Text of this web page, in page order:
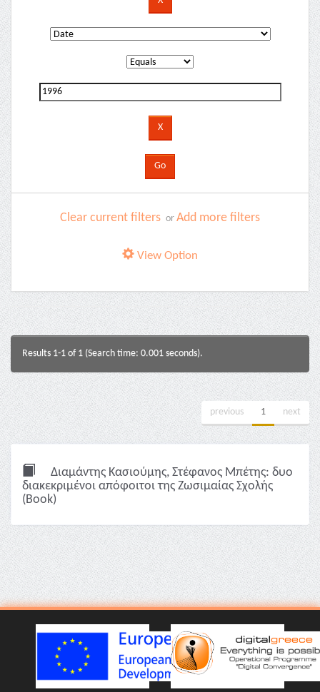
Clear current filters or Add more filters
View Option
Results 1-1 of 1 (Search time: 0.001 seconds).
previous 1 next
Διαμάντης Κασιούμης, Στέφανος Μπέτης: δυο
διακεκριμένοι απόφοιτοι της Ζωσιμαίας Σχολής
(Book)